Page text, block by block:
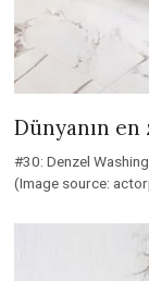
Dünyanın
#30: Denzel
(Image source: